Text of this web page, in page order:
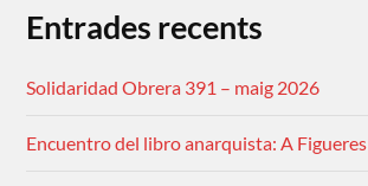
Entrades recents
Solidaridad Obrera 391 – maig 2026
Encuentro del libro anarquista: A Figueres